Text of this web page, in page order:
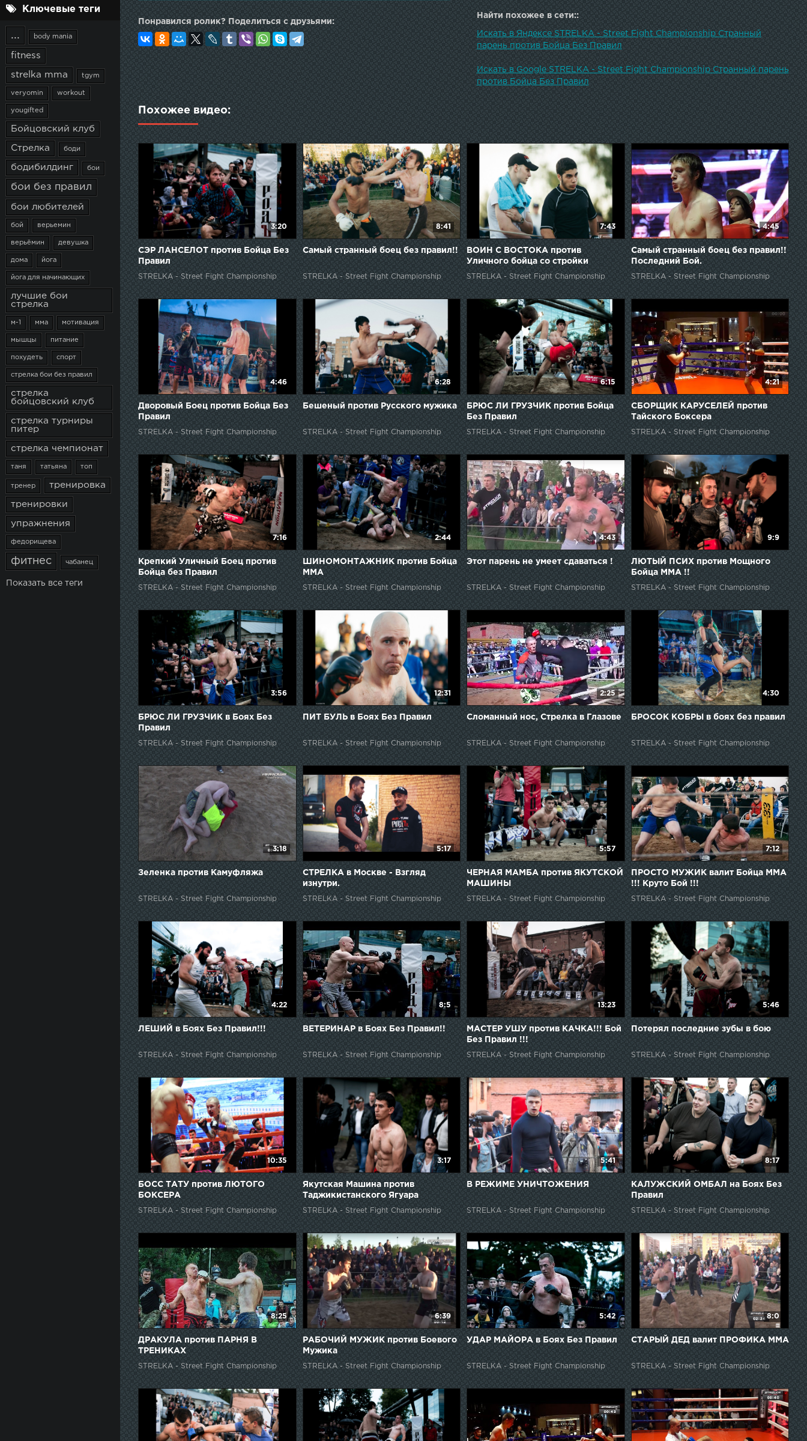
Ключевые теги
... body mania
fitness
strelka mma tgym
veryomin workout
yougifted
Бойцовский клуб
Стрелка боди
бодибилдинг бои
бои без правил
бои любителей
бой верьемин
верьёмин девушка
дома йога
йога для начинающих
лучшие бои
стрелка
м-1 мма мотивация
мышцы питание
похудеть спорт
стрелка бои без правил
стрелка
бойцовский клуб
стрелка турниры
питер
стрелка чемпионат
таня татьяна топ
тренер тренировка
тренировки
упражнения
федорищева
фитнес чабанец
Показать все теги
Бой дерганого любителя против крепкого главаря со стройки.Gorilla
energy drink - официальный напиток чемпионата СТРЕЛКА
Официальная Бритва чемпионата СТРЕЛКА Партнер турнира - магазин
товаров для Единоборств Спортфайтер Все для единоборств и фитнеса
Главный портал чемпионата СТРЕЛКА Вконтакте:
Найти похожее в сети::
Искать в Яндексе STRELKA - Street Fight Championship Странный
парень против Бойца Без Правил
Искать в Google STRELKA - Street Fight Championship Странный парень
против Бойца Без Правил
Понравился ролик? Поделиться с друзьями:
Похожее видео:
3:20
СЭР ЛАНСЕЛОТ против Бойца Без
Правил
STRELKA - Street Fight Championship
8:41
Самый странный боец без правил!!
STRELKA - Street Fight Championship
7:43
ВОИН С ВОСТОКА против
Уличного бойца со стройки
STRELKA - Street Fight Championship
4:45
Самый странный боец без правил!!
Последний Бой.
STRELKA - Street Fight Championship
4:46
Дворовый Боец против Бойца Без
Правил
STRELKA - Street Fight Championship
6:28
Бешеный против Русского мужика
STRELKA - Street Fight Championship
6:15
БРЮС ЛИ ГРУЗЧИК против Бойца
Без Правил
STRELKA - Street Fight Championship
4:21
СБОРЩИК КАРУСЕЛЕЙ против
Тайского Боксера
STRELKA - Street Fight Championship
7:16
Крепкий Уличный Боец против
Бойца без Правил
STRELKA - Street Fight Championship
2:44
ШИНОМОНТАЖНИК против Бойца
ММА
STRELKA - Street Fight Championship
4:43
Этот парень не умеет сдаваться !
STRELKA - Street Fight Championship
9:9
ЛЮТЫЙ ПСИХ против Мощного
Бойца ММА !!
STRELKA - Street Fight Championship
3:56
БРЮС ЛИ ГРУЗЧИК в Боях Без
Правил
STRELKA - Street Fight Championship
12:31
ПИТ БУЛЬ в Боях Без Правил
STRELKA - Street Fight Championship
2:25
Сломанный нос, Стрелка в Глазове
STRELKA - Street Fight Championship
4:30
БРОСОК КОБРЫ в боях без правил
STRELKA - Street Fight Championship
3:18
Зеленка против Камуфляжа
STRELKA - Street Fight Championship
5:17
СТРЕЛКА в Москве - Взгляд
изнутри.
STRELKA - Street Fight Championship
5:57
ЧЕРНАЯ МАМБА против ЯКУТСКОЙ
МАШИНЫ
STRELKA - Street Fight Championship
7:12
ПРОСТО МУЖИК валит Бойца ММА
!!! Круто Бой !!!
STRELKA - Street Fight Championship
4:22
ЛЕШИЙ в Боях Без Правил!!!
STRELKA - Street Fight Championship
8:5
ВЕТЕРИНАР в Боях Без Правил!!
STRELKA - Street Fight Championship
13:23
МАСТЕР УШУ против КАЧКА!!! Бой
Без Правил !!!
STRELKA - Street Fight Championship
5:46
Потерял последние зубы в бою
STRELKA - Street Fight Championship
10:35
БОСС ТАТУ против ЛЮТОГО
БОКСЕРА
STRELKA - Street Fight Championship
3:17
Якутская Машина против
Таджикистанского Ягуара
STRELKA - Street Fight Championship
5:41
В РЕЖИМЕ УНИЧТОЖЕНИЯ
STRELKA - Street Fight Championship
8:17
КАЛУЖСКИЙ ОМБАЛ на Боях Без
Правил
STRELKA - Street Fight Championship
8:25
ДРАКУЛА против ПАРНЯ В
ТРЕНИКАХ
STRELKA - Street Fight Championship
6:39
РАБОЧИЙ МУЖИК против Боевого
Мужика
STRELKA - Street Fight Championship
5:42
УДАР МАЙОРА в Боях Без Правил
STRELKA - Street Fight Championship
8:0
СТАРЫЙ ДЕД валит ПРОФИКА ММА
STRELKA - Street Fight Championship